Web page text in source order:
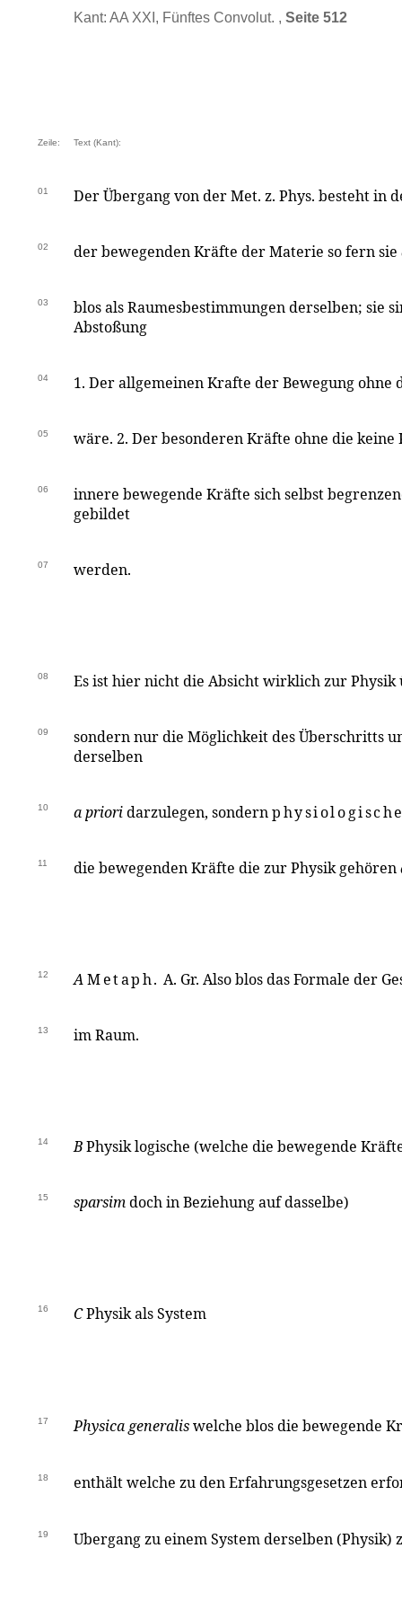
Kant: AA XXI, Fünftes Convolut. , Seite 512
Zeile: Text (Kant):
01 Der Übergang von der Met. z. Phys. besteht in
02 der bewegenden Kräfte der Materie so fern sie
03
blos als Raumesbestimmungen derselben; sie
Abstoßung
04 1. Der allgemeinen Krafte der Bewegung ohne
05 wäre. 2. Der besonderen Kräfte ohne die
06
innere bewegende Kräfte sich selbst
gebildet
07 werden.
08 Es ist hier nicht die Absicht wirklich zur
09
sondern nur die Möglichkeit des Überschritts
derselben
10 a prioridarzulegen, sondern
11 die bewegenden Kräfte die zur Physik gehören
12 AMetaph. A. Gr. Also blos das Formale der
13 im Raum.
14 BPhysik logische (welche die bewegende
15 sparsimdoch in Beziehung auf dasselbe)
16 CPhysik als System
17 Physica generaliswelche blos die bewegende
18 enthält welche zu den Erfahrungsgesetzen
19 Ubergang zu einem System derselben (Physik)